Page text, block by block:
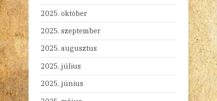
2025. október
2025. szeptember
2025. augusztus
2025. július
2025. június